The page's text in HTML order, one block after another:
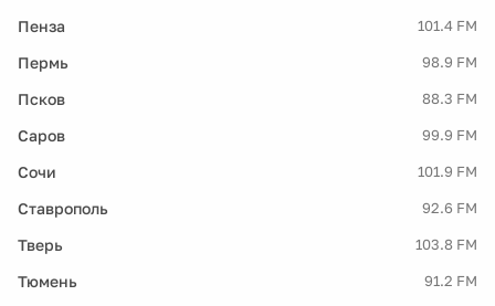
Пенза 101.4 FM
Пермь 98.9 FM
Псков 88.3 FM
Саров 99.9 FM
Сочи 101.9 FM
Ставрополь 92.6 FM
Тверь 103.8 FM
Тюмень 91.2 FM